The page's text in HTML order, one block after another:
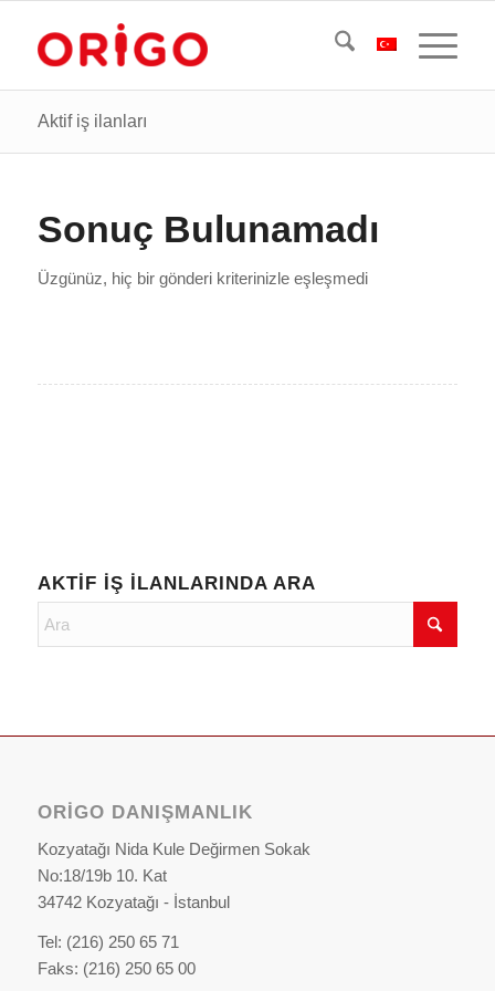
Aktif iş ilanları
Sonuç Bulunamadı
Üzgünüz, hiç bir gönderi kriterinizle eşleşmedi
AKTIF İŞ İLANLARINDA ARA
ORIGO DANIŞMANLIK
Kozyatağı Nida Kule Değirmen Sokak
No:18/19b 10. Kat
34742 Kozyatağı - İstanbul
Tel: (216) 250 65 71
Faks: (216) 250 65 00